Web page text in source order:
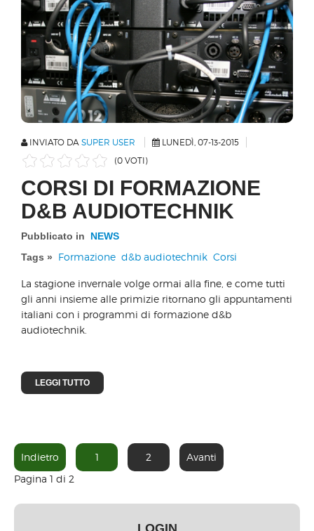
INVIATO DA SUPER USER
LUNEDÌ, 07-13-2015
(0 VOTI)
CORSI DI FORMAZIONE
D&B AUDIOTECHNIK
Pubblicato in
NEWS
Tags »
Formazione d&b audiotechnik Corsi
La stagione invernale volge ormai alla fine, e come tutti
gli anni insieme alle primizie ritornano gli appuntamenti
italiani con i programmi di formazione d&b
audiotechnik.
LEGGI TUTTO
Indietro 1 2
Avanti
Pagina 1 di 2
LOGIN